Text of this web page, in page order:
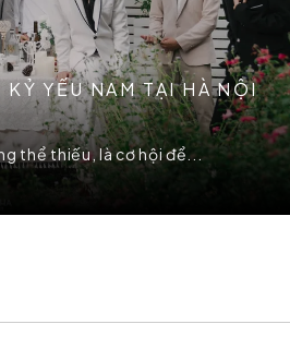
YẾU NAM TẠI HÀ NỘI
thể thiếu, là cơ hội để...